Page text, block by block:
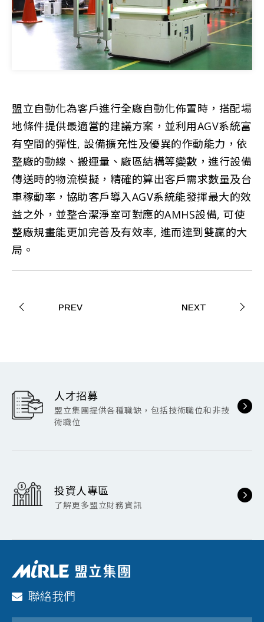
盟立自動化為客戶進行全廠自動化佈置時，搭配場
地條件提供最適當的建議方案，並利用AGV系統富
有空間的彈性, 設備擴充性及優異的作動能力，依
整廠的動線、搬運量、廠區結構等變數，進行設備
傳送時的物流模擬，精確的算出客戶需求數量及台
車稼動率，協助客戶導入AGV系統能發揮最大的效
益之外，並整合潔淨室可對應的AMHS設備, 可使
整廠規畫能更加完善及有效率, 進而達到雙贏的大
局。
PREV NEXT
人才招募
盟立集團提供各種職缺，包括技術職位和非技
術職位
投資人專區
了解更多盟立財務資訊
聯絡我們